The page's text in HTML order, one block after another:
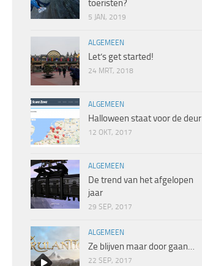
toeristen?
5 JAN, 2019
ALGEMEEN
Let’s get started!
24 MRT, 2018
ALGEMEEN
Halloween staat voor de deur
12 OKT, 2017
ALGEMEEN
De trend van het afgelopen
jaar
29 SEP, 2017
ALGEMEEN
Ze blijven maar door gaan…
22 SEP, 2017